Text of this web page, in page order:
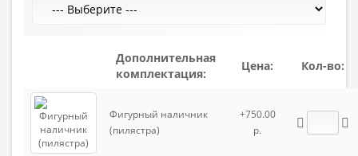
Дополнительная
комплектация:
Цена: Кол-во:
Фигурный наличник
(пилястра)
+750.00
р.